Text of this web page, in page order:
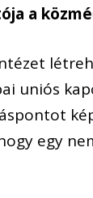
a
uniós
egy